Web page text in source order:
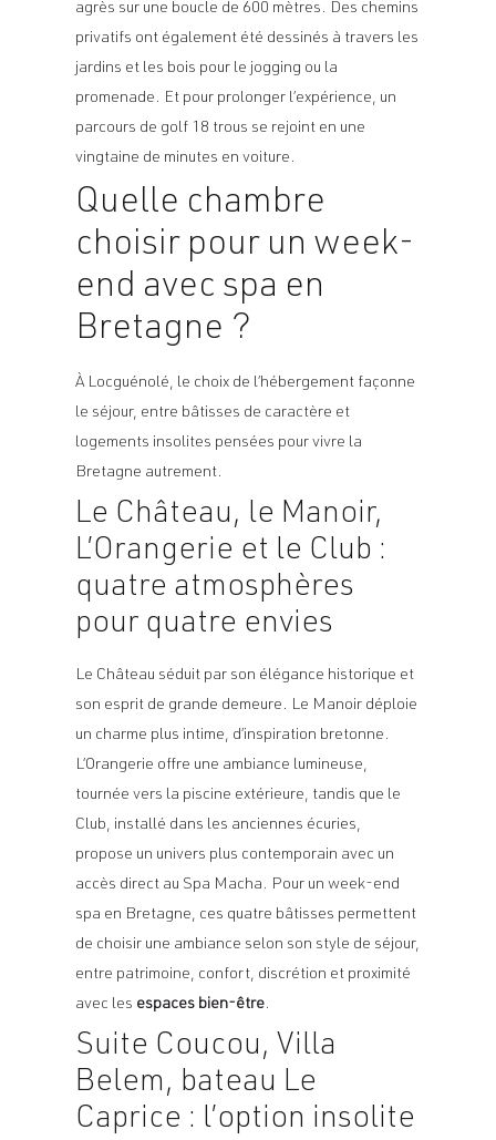
agrès sur une boucle de 600 mètres. Des chemins
privatifs ont également été dessinés à travers les
jardins et les bois pour le jogging ou la
promenade. Et pour prolonger l’expérience, un
parcours de golf 18 trous se rejoint en une
vingtaine de minutes en voiture.
Quelle chambre
choisir pour un week-
end avec spa en
Bretagne ?
À Locguénolé, le choix de l’hébergement façonne
le séjour, entre bâtisses de caractère et
logements insolites pensées pour vivre la
Bretagne autrement.
Le Château, le Manoir,
L’Orangerie et le Club :
quatre atmosphères
pour quatre envies
Le Château séduit par son élégance historique et
son esprit de grande demeure. Le Manoir déploie
un charme plus intime, d’inspiration bretonne.
L’Orangerie offre une ambiance lumineuse,
tournée vers la piscine extérieure, tandis que le
Club, installé dans les anciennes écuries,
propose un univers plus contemporain avec un
accès direct au Spa Macha. Pour un week-end
spa en Bretagne, ces quatre bâtisses permettent
de choisir une ambiance selon son style de séjour,
entre patrimoine, confort, discrétion et proximité
avec les espaces bien-être.
Suite Coucou, Villa
Belem, bateau Le
Caprice : l’option insolite